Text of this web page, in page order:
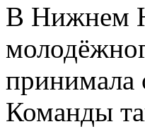
В Нижнем
принимала
Команды